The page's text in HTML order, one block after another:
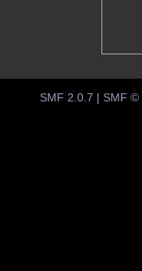
SMF 2.0.7 | SMF ©